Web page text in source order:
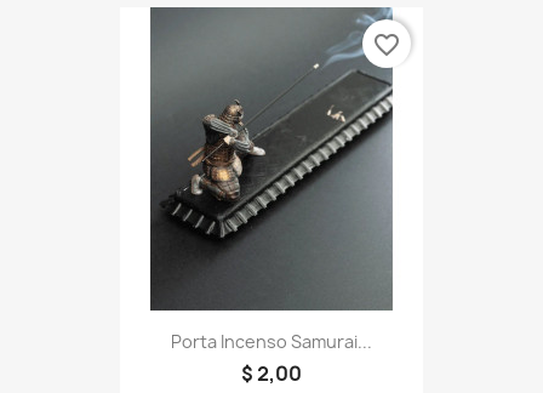
Porta Incenso Samurai...
$ 2,00
favorite_border